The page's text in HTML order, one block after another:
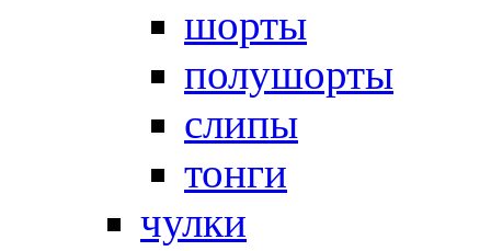
шорты
полушорты
слипы
тонги
чулки